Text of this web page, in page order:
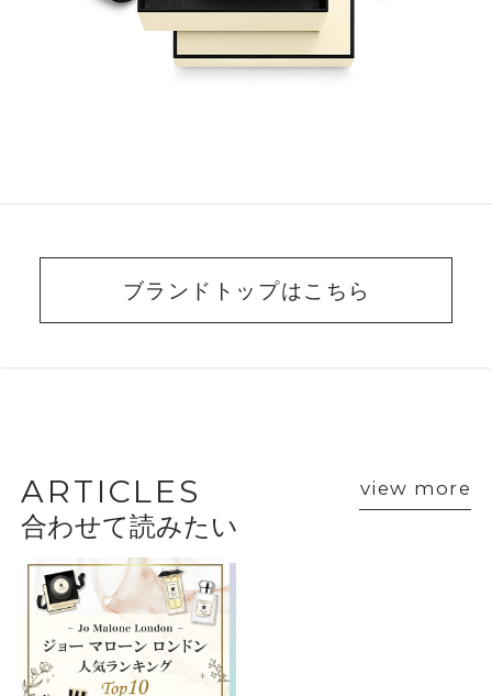
ブランドトップはこちら
VOICE
ショップスタッフ・ブランド担当者のおすす
めをご紹介
ARTICLES view more
合わせて読みたい